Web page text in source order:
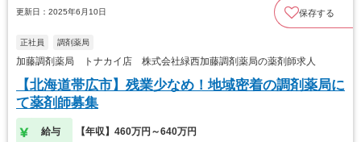
更新日：2025年6月10日 保存する
正社員 調剤薬局
加藤調剤薬局 トナカイ店 株式会社緑西加藤調剤薬局の薬剤師求人
【北海道帯広市】残業少なめ！地域密着の調剤薬局に
て薬剤師募集
給与 【年収】460万円～640万円